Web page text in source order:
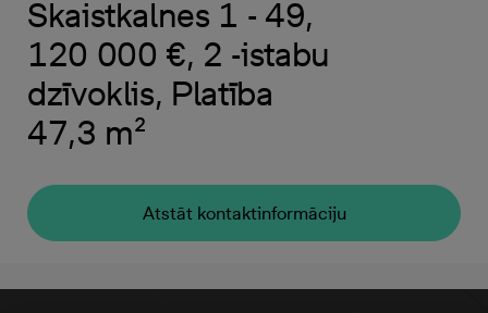
Skaistkalnes 1 - 49,
120 000 €, 2 -istabu
dzīvoklis, Platība
47,3 m²
Atstāt kontaktinformāciju